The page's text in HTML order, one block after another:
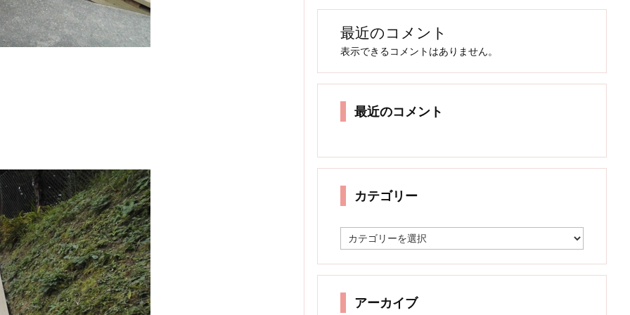
最近のコメント
表示できるコメントはありません。
最近のコメント
カテゴリー
テ
リ
アーカイブ